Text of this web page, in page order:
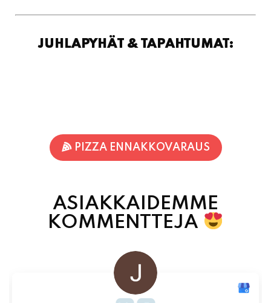
JUHLAPYHÄT & TAPAHTUMAT:
PIZZA ENNAKKOVARAUS
ASIAKKAIDEMME
KOMMENTTEJA